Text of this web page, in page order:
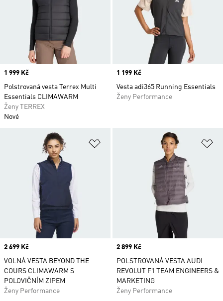
Price
1 999 Kč
Polstrovaná vesta Terrex Multi
Essentials CLIMAWARM
Ženy TERREX
Nové
Price
1 199 Kč
Vesta adi365 Running Essentials
Ženy Performance
Přidat do seznamu přání
Price
2 699 Kč
VOLNÁ VESTA BEYOND THE
COURS CLIMAWARM S
POLOVIČNÍM ZIPEM
Ženy Performance
Price
2 899 Kč
POLSTROVANÁ VESTA AUDI
REVOLUT F1 TEAM ENGINEERS &
MARKETING
Ženy Performance